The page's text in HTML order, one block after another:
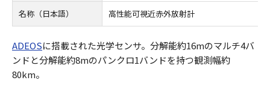
名称（日本語） 高性能可視近赤外放射計
ADEOSに搭載された光学センサ。分解能約16mのマルチ4バ
ンドと分解能約8mのパンクロ1バンドを持つ観測幅約
80km。